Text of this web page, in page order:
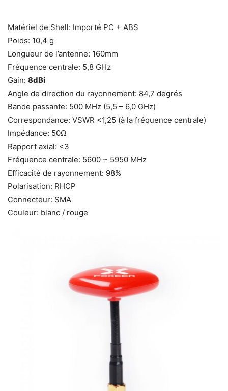
Matériel de Shell: Importé PC + ABS
Poids: 10,4 g
Longueur de l’antenne: 160mm
Fréquence centrale: 5,8 GHz
Gain: 8dBi
Angle de direction du rayonnement: 84,7 degrés
Bande passante: 500 MHz (5,5 – 6,0 GHz)
Correspondance: VSWR <1,25 (à la fréquence centrale)
Impédance: 50Ω
Rapport axial: <3
Fréquence centrale: 5600 ~ 5950 MHz
Efficacité de rayonnement: 98%
Polarisation: RHCP
Connecteur: SMA
Couleur: blanc / rouge